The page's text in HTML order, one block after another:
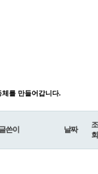
를 만들어갑니다.
쓴이 날짜
조
회